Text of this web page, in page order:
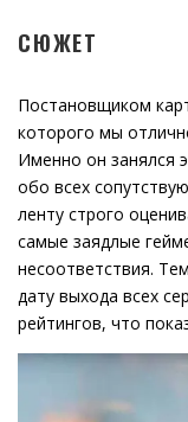
СЮЖЕТ
Постановщиком
которого мы
Именно он занялся
обо всех
ленту строго
самые заядлые
несоответствия.
дату выхода всех
рейтингов, что